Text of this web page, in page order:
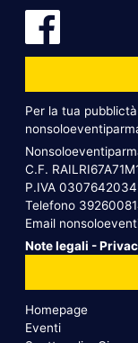
Per la tua
C.F.
P.IVA
Telefono
Email
Note legali -
Homepage
Eventi